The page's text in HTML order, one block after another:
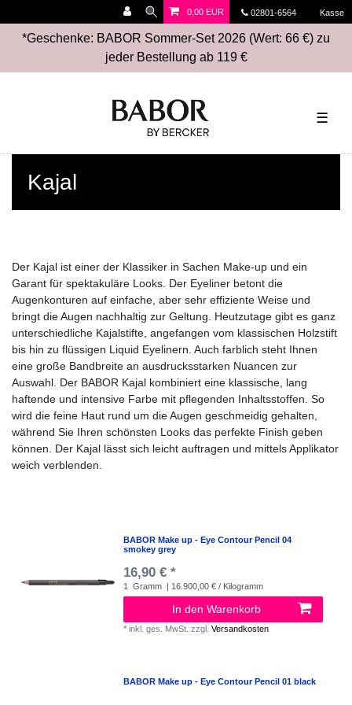
02801-6564 Kasse
0,00 EUR
*Geschenke: BABOR Sommer-Set 2026 (Wert: 66 €) zu
jeder Bestellung ab 119 €
☰
Kajal
Der Kajal ist einer der Klassiker in Sachen Make-up und ein
Garant für spektakuläre Looks. Der Eyeliner betont die
Augenkonturen auf einfache, aber sehr effiziente Weise und
bringt die Augen nachhaltig zur Geltung. Heutzutage gibt es ganz
unterschiedliche Kajalstifte, angefangen vom klassischen Holzstift
bis hin zu flüssigen Liquid Eyelinern. Auch farblich steht Ihnen
eine große Bandbreite an ausdrucksstarken Nuancen zur
Auswahl. Der BABOR Kajal kombiniert eine klassische, lang
haftende und intensive Farbe mit pflegenden Inhaltsstoffen. So
wird die feine Haut rund um die Augen geschmeidig gehalten,
während Sie Ihren schönsten Looks das perfekte Finish geben
können. Der Kajal lässt sich leicht auftragen und mittels Applikator
weich verblenden.
BABOR Make up - Eye Contour Pencil 04
smokey grey
16,90 € *
1 Gramm | 16.900,00 € / Kilogramm
In den Warenkorb
*inkl. ges. MwSt. zzgl.Versandkosten
BABOR Make up - Eye Contour Pencil 01 black